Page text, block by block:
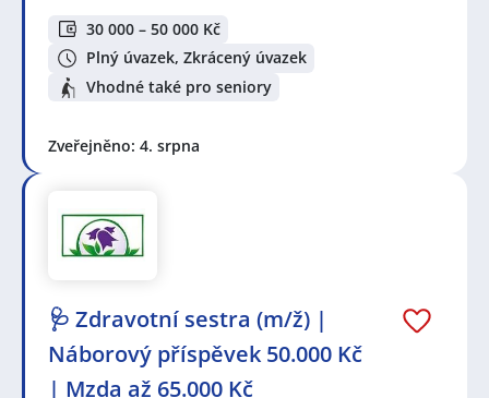
30 000 – 50 000 Kč
Plný úvazek, Zkrácený úvazek
Vhodné také pro seniory
Zveřejněno: 4. srpna
🩺 Zdravotní sestra (m/ž) |
Náborový příspěvek 50.000 Kč
| Mzda až 65.000 Kč